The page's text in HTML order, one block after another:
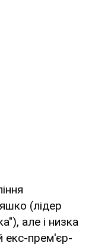
(лідер
але і низка
екс-прем'єр-